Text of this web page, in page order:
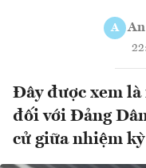
A
Đây được xem là
đối với Đảng
cử giữa nhiệm kỳ